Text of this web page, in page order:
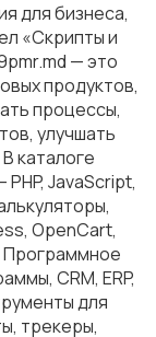
для бизнеса,
«Скрипты и
— это
продуктов,
процессы,
улучшать
каталоге
JavaScript,
OpenCart,
Программное
CRM, ERP,
для
трекеры,